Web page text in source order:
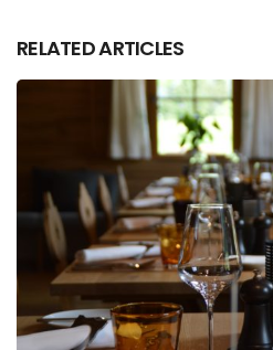
RELATED ARTICLES